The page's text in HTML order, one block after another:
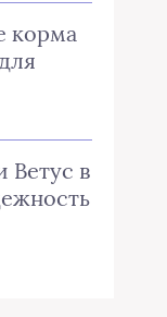
корма
Ветус в